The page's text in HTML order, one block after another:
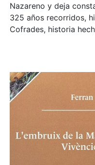
Nazareno y deja
325 años recorridos,
Cofrades, historia